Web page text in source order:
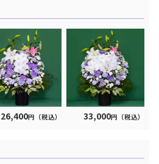
26,400円（税込） 33,000円（税込）